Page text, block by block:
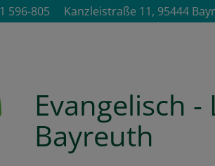
596-805 Kanzleistraße 11, 95444
Evangelisch
Bayreuth